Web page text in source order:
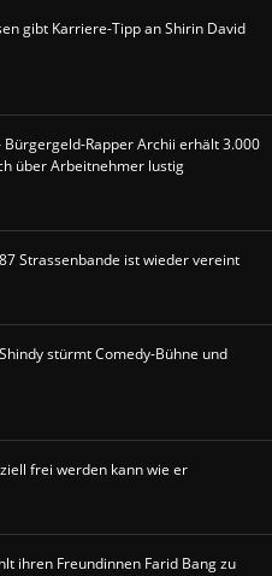
gibt Karriere-Tipp an Shirin David
Bürgergeld-Rapper Archii erhält 3.000
über Arbeitnehmer lustig
Strassenbande ist wieder vereint
stürmt Comedy-Bühne und
frei werden kann wie er
ihren Freundinnen Farid Bang zu